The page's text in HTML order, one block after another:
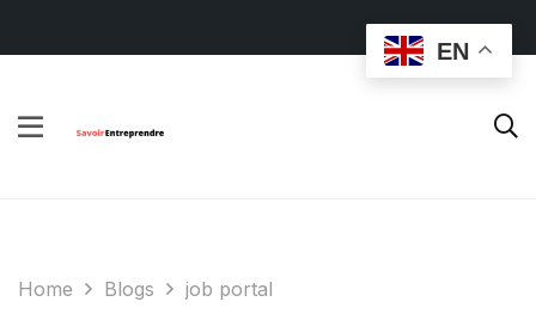
Home Blogs job portal
EN